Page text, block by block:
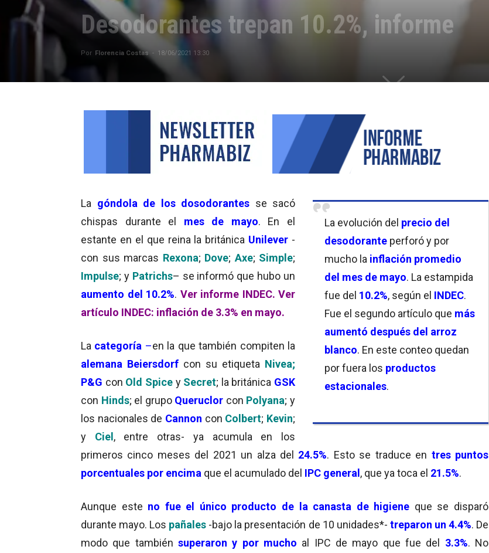
Desodorantes trepan 10.2%, informe
Por Florencia Costas - 18/06/2021 13:30
La evolución del precio del
desodorante perforó y por
mucho la inflación promedio
del mes de mayo. La estampida
fue del 10.2%, según el INDEC.
Fue el segundo artículo que más
aumentó después del arroz
blanco. En este conteo quedan
por fuera los productos
estacionales.
La góndola de los dosodorantes se sacó
chispas durante el mes de mayo. En el
estante en el que reina la británica Unilever -
con sus marcas Rexona; Dove; Axe; Simple;
Impulse; y Patrichs– se informó que hubo un
aumento del 10.2%. Ver informe INDEC. Ver
artículo INDEC: inflación de 3.3% en mayo.
La categoría –en la que también compiten la
alemana Beiersdorf con su etiqueta Nivea;
P&G con Old Spice ySecret; la británica GSK
con Hinds; el grupo Queruclor con Polyana; y
los nacionales de Cannon con Colbert; Kevin;
y Ciel, entre otras- ya acumula en los
primeros cinco meses del 2021 un alza del 24.5%. Esto se traduce en tres puntos
porcentuales por encima que el acumulado del IPC general, que ya toca el 21.5%.
Aunque este no fue el único producto de la canasta de higiene que se disparó
durante mayo. Los pañales -bajo la presentación de 10 unidades*- treparon un 4.4%. De
modo que también superaron y por mucho al IPC de mayo que fue del 3.3%. No